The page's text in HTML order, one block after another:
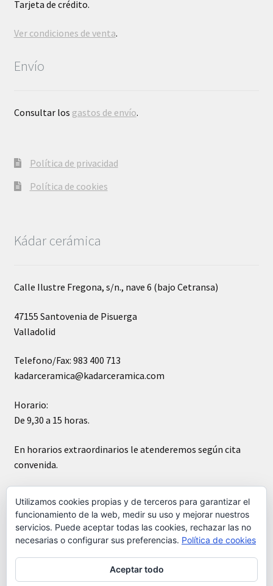
Tarjeta de crédito.
Ver condiciones de venta.
Envío
Consultar los gastos de envío.
Política de privacidad
Política de cookies
Kádar cerámica
Calle Ilustre Fregona, s/n., nave 6 (bajo Cetransa)
47155 Santovenia de Pisuerga
Valladolid
Telefono/Fax: 983 400 713
kadarceramica@kadarceramica.com
Horario:
De 9,30 a 15 horas.
En horarios extraordinarios le atenderemos según cita
convenida.
Utilizamos cookies propias y de terceros para garantizar el
funcionamiento de la web, medir su uso y mejorar nuestros
servicios. Puede aceptar todas las cookies, rechazar las no
necesarias o configurar sus preferencias. Política de cookies
Aceptar todo